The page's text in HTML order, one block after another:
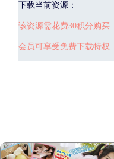
下载当前资源：
该资源需花费30积分购买
会员可享受免费下载特权